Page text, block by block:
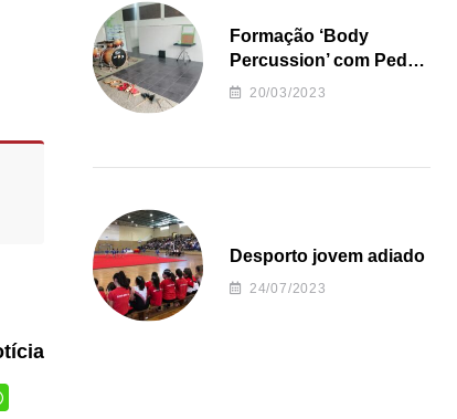
Formação ‘Body
Percussion’ com Pedro
Almeida
20/03/2023
Desporto jovem adiado
24/07/2023